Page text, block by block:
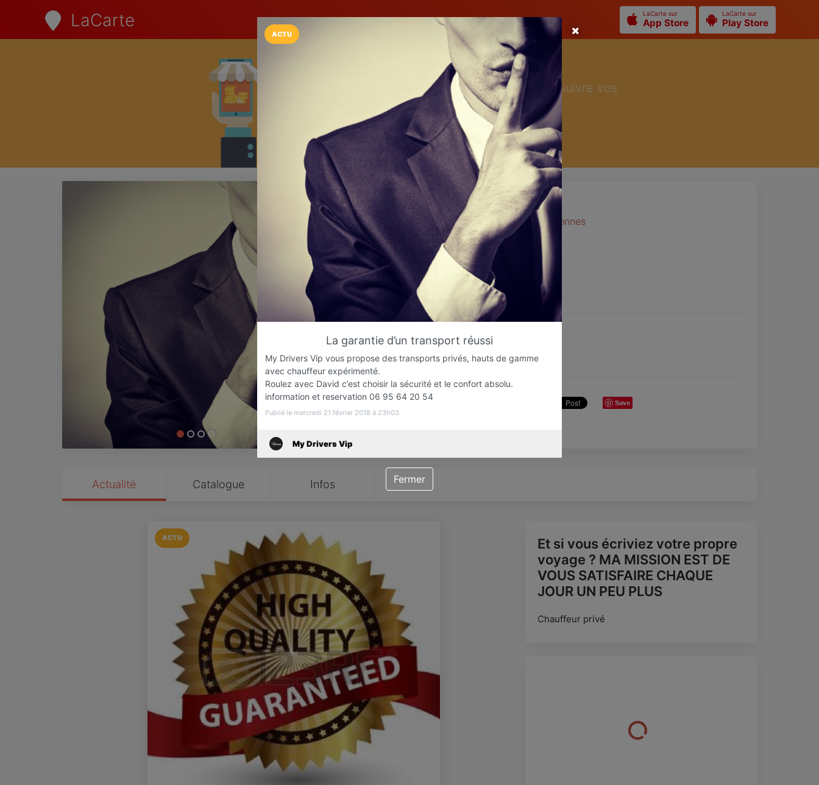
LaCarte LaCarte sur
App Store
LaCarte sur
Play Store
Installez l'App LaCarte
Téléchargez gratuitement l'app LaCarte pour suivre vos
commerces favoris et ne rien rater !
Télécharger Plus tard
My Drivers Vip
VTC / Taxi / transport de personnes
Janville-sur-Juine
Favori Contacter
Ouvert jusqu'à minuit
Save
Actualité Catalogue Infos
ACTU
Et si vous écriviez votre propre
voyage ? MA MISSION EST DE
VOUS SATISFAIRE CHAQUE
JOUR UN PEU PLUS
Chauffeur privé
ACTU
La garantie d’un transport réussi
My Drivers Vip vous propose des transports privés, hauts de gamme
avec chauffeur expérimenté.
Roulez avec David c’est choisir la sécurité et le confort absolu.
information et reservation 06 95 64 20 54
Publié le mercredi 21 février 2018 à 23h03
My Drivers Vip
Fermer